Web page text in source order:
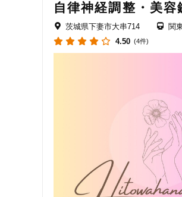
自律神経調整・美
茨城県下妻市大串714 関
4.50 (4件)